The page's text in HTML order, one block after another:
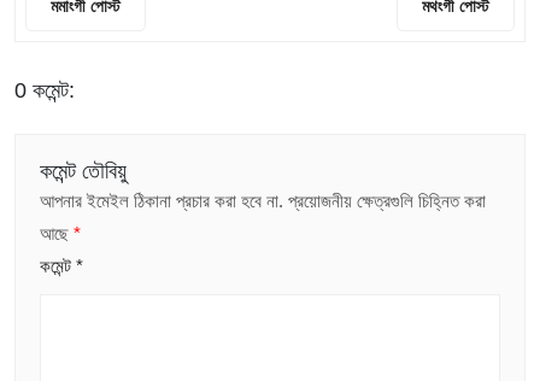
মমাংগী পোস্ট মথংগী পোস্ট
0 কমেন্ট:
কমেন্ট তৌবিয়ু
আপনার ইমেইল ঠিকানা প্রচার করা হবে না. প্রয়োজনীয় ক্ষেত্রগুলি চিহ্নিত করা
আছে *
কমেন্ট *